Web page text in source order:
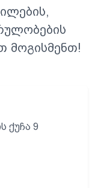
მოგისმენთ!
ქუჩა 9